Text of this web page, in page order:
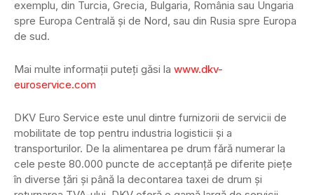
exemplu, din Turcia, Grecia, Bulgaria, România sau Ungaria
spre Europa Centrală și de Nord, sau din Rusia spre Europa
de sud.
Mai multe informații puteți găsi la www.dkv-
euroservice.com
DKV Euro Service este unul dintre furnizorii de servicii de
mobilitate de top pentru industria logisticii și a
transporturilor. De la alimentarea pe drum fără numerar la
cele peste 80.000 puncte de acceptanță pe diferite piețe
în diverse țări și până la decontarea taxei de drum și